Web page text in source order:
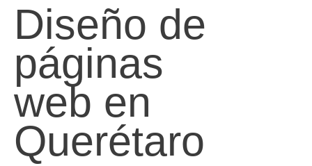
Diseño de
páginas
web en
Querétaro